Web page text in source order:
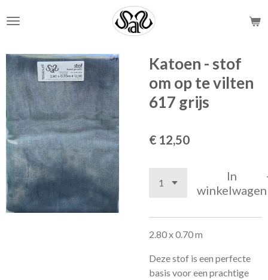
direct
de
hoofdinhoud
Katoen - stof
om op te vilten
617 grijs
€ 12,50
In
winkelwagen
2.80 x 0.70 m
Deze stof is een perfecte
basis voor een prachtige